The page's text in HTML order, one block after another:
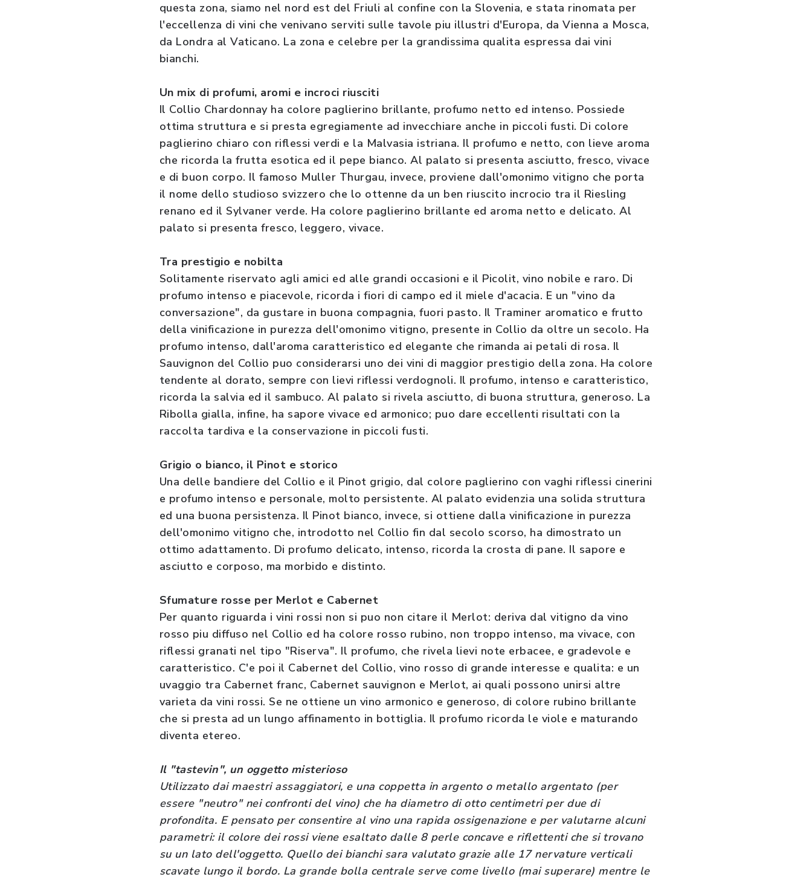
questa zona, siamo nel nord est del Friuli al confine con la Slovenia, e stata rinomata per
l'eccellenza di vini che venivano serviti sulle tavole piu illustri d'Europa, da Vienna a Mosca,
da Londra al Vaticano. La zona e celebre per la grandissima qualita espressa dai vini
bianchi.
Un mix di profumi, aromi e incroci riusciti
Il Collio Chardonnay ha colore paglierino brillante, profumo netto ed intenso. Possiede
ottima struttura e si presta egregiamente ad invecchiare anche in piccoli fusti. Di colore
paglierino chiaro con riflessi verdi e la Malvasia istriana. Il profumo e netto, con lieve aroma
che ricorda la frutta esotica ed il pepe bianco. Al palato si presenta asciutto, fresco, vivace
e di buon corpo. Il famoso Muller Thurgau, invece, proviene dall'omonimo vitigno che porta
il nome dello studioso svizzero che lo ottenne da un ben riuscito incrocio tra il Riesling
renano ed il Sylvaner verde. Ha colore paglierino brillante ed aroma netto e delicato. Al
palato si presenta fresco, leggero, vivace.
Tra prestigio e nobilta
Solitamente riservato agli amici ed alle grandi occasioni e il Picolit, vino nobile e raro. Di
profumo intenso e piacevole, ricorda i fiori di campo ed il miele d'acacia. E un "vino da
conversazione", da gustare in buona compagnia, fuori pasto. Il Traminer aromatico e frutto
della vinificazione in purezza dell'omonimo vitigno, presente in Collio da oltre un secolo. Ha
profumo intenso, dall'aroma caratteristico ed elegante che rimanda ai petali di rosa. Il
Sauvignon del Collio puo considerarsi uno dei vini di maggior prestigio della zona. Ha colore
tendente al dorato, sempre con lievi riflessi verdognoli. Il profumo, intenso e caratteristico,
ricorda la salvia ed il sambuco. Al palato si rivela asciutto, di buona struttura, generoso. La
Ribolla gialla, infine, ha sapore vivace ed armonico; puo dare eccellenti risultati con la
raccolta tardiva e la conservazione in piccoli fusti.
Grigio o bianco, il Pinot e storico
Una delle bandiere del Collio e il Pinot grigio, dal colore paglierino con vaghi riflessi cinerini
e profumo intenso e personale, molto persistente. Al palato evidenzia una solida struttura
ed una buona persistenza. Il Pinot bianco, invece, si ottiene dalla vinificazione in purezza
dell'omonimo vitigno che, introdotto nel Collio fin dal secolo scorso, ha dimostrato un
ottimo adattamento. Di profumo delicato, intenso, ricorda la crosta di pane. Il sapore e
asciutto e corposo, ma morbido e distinto.
Sfumature rosse per Merlot e Cabernet
Per quanto riguarda i vini rossi non si puo non citare il Merlot: deriva dal vitigno da vino
rosso piu diffuso nel Collio ed ha colore rosso rubino, non troppo intenso, ma vivace, con
riflessi granati nel tipo "Riserva". Il profumo, che rivela lievi note erbacee, e gradevole e
caratteristico. C'e poi il Cabernet del Collio, vino rosso di grande interesse e qualita: e un
uvaggio tra Cabernet franc, Cabernet sauvignon e Merlot, ai quali possono unirsi altre
varieta da vini rossi. Se ne ottiene un vino armonico e generoso, di colore rubino brillante
che si presta ad un lungo affinamento in bottiglia. Il profumo ricorda le viole e maturando
diventa etereo.
Il "tastevin", un oggetto misterioso
Utilizzato dai maestri assaggiatori, e una coppetta in argento o metallo argentato (per
essere "neutro" nei confronti del vino) che ha diametro di otto centimetri per due di
profondita. E pensato per consentire al vino una rapida ossigenazione e per valutarne alcuni
parametri: il colore dei rossi viene esaltato dalle 8 perle concave e riflettenti che si trovano
su un lato dell'oggetto. Quello dei bianchi sara valutato grazie alle 17 nervature verticali
scavate lungo il bordo. La grande bolla centrale serve come livello (mai superare) mentre le